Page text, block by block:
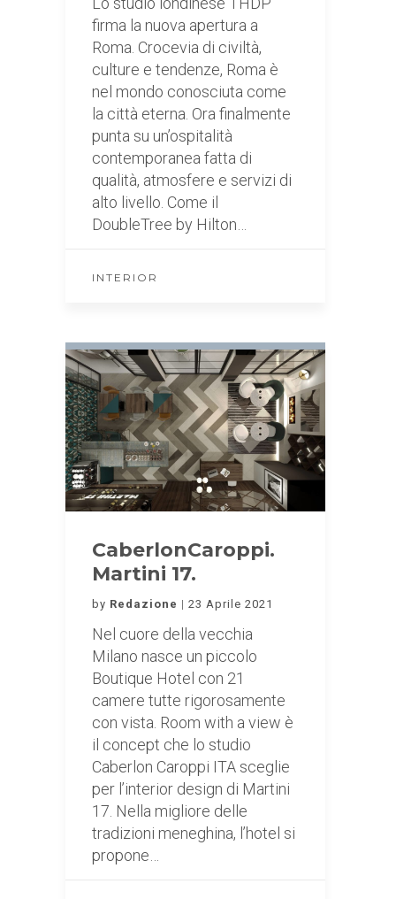
firma la nuova apertura a
Roma. Crocevia di civiltà,
culture e tendenze, Roma è
nel mondo conosciuta come
la città eterna. Ora finalmente
punta su un’ospitalità
contemporanea fatta di
qualità, atmosfere e servizi di
alto livello. Come il
DoubleTree by Hilton…
INTERIOR
CaberlonCaroppi.
Martini 17.
by Redazione 23 Aprile 2021
Nel cuore della vecchia
Milano nasce un piccolo
Boutique Hotel con 21
camere tutte rigorosamente
con vista. Room with a view è
il concept che lo studio
Caberlon Caroppi ITA sceglie
per l’interior design di Martini
17. Nella migliore delle
tradizioni meneghina, l’hotel si
propone…